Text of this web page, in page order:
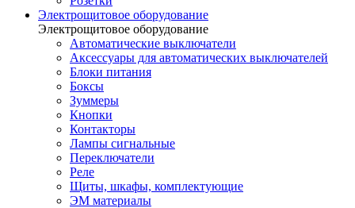
Электрощитовое оборудование
Электрощитовое оборудование
Автоматические выключатели
Аксессуары для автоматических выключателей
Блоки питания
Боксы
Зуммеры
Кнопки
Контакторы
Лампы сигнальные
Переключатели
Реле
Щиты, шкафы, комплектующие
ЭМ материалы